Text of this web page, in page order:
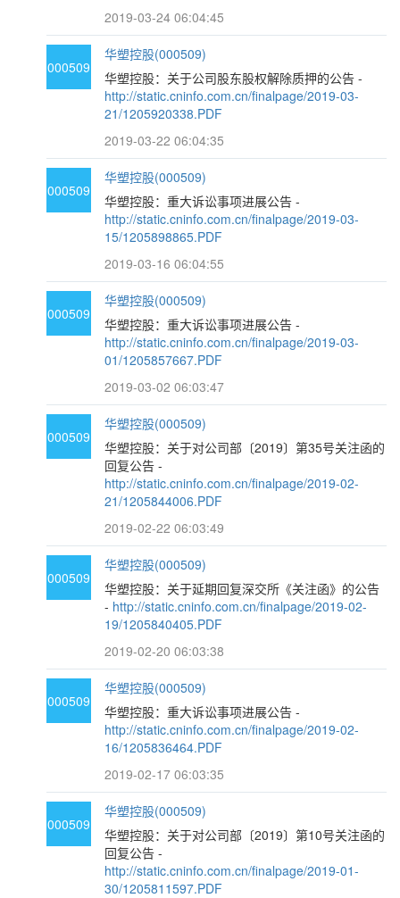
2019-03-24 06:04:45
000509
华塑控股(000509)
华塑控股：关于公司股东股权解除质押的公告 -
http://static.cninfo.com.cn/finalpage/2019-03-
21/1205920338.PDF
2019-03-22 06:04:35
000509
华塑控股(000509)
华塑控股：重大诉讼事项进展公告 -
http://static.cninfo.com.cn/finalpage/2019-03-
15/1205898865.PDF
2019-03-16 06:04:55
000509
华塑控股(000509)
华塑控股：重大诉讼事项进展公告 -
http://static.cninfo.com.cn/finalpage/2019-03-
01/1205857667.PDF
2019-03-02 06:03:47
000509
华塑控股(000509)
华塑控股：关于对公司部〔2019〕第35号关注函的
回复公告 -
http://static.cninfo.com.cn/finalpage/2019-02-
21/1205844006.PDF
2019-02-22 06:03:49
000509
华塑控股(000509)
华塑控股：关于延期回复深交所《关注函》的公告
- http://static.cninfo.com.cn/finalpage/2019-02-
19/1205840405.PDF
2019-02-20 06:03:38
000509
华塑控股(000509)
华塑控股：重大诉讼事项进展公告 -
http://static.cninfo.com.cn/finalpage/2019-02-
16/1205836464.PDF
2019-02-17 06:03:35
000509
华塑控股(000509)
华塑控股：关于对公司部〔2019〕第10号关注函的
回复公告 -
http://static.cninfo.com.cn/finalpage/2019-01-
30/1205811597.PDF